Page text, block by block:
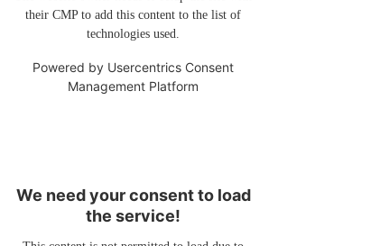
their CMP to add this content to the list of
technologies used.
Powered by Usercentrics Consent
Management Platform
We need your consent to load
the service!